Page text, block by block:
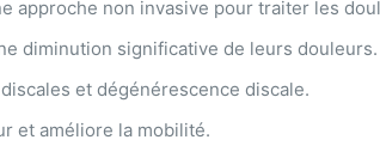
approche non invasive pour traiter les
diminution significative de leurs douleurs.
et dégénérescence discale.
et améliore la mobilité.